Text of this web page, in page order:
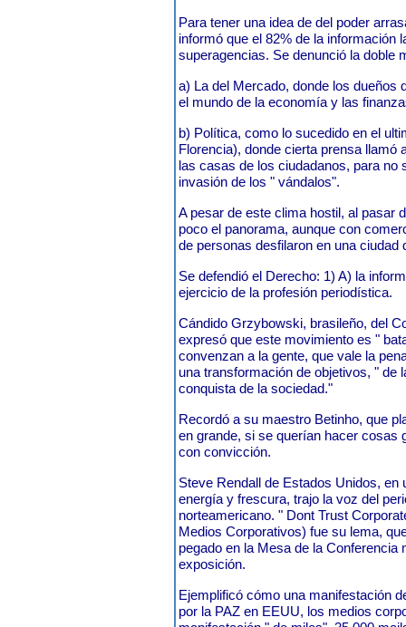
Para tener una idea de del poder
informó que el 82% de la información
superagencias. Se denunció la doble
a) La del Mercado, donde los dueños
el mundo de la economía y las
b) Política, como lo sucedido en el
Florencia), donde cierta prensa llamó
las casas de los ciudadanos, para no
invasión de los " vándalos".
A pesar de este clima hostil, al pasar
poco el panorama, aunque con
de personas desfilaron en una ciudad
Se defendió el Derecho: 1) A) la
ejercicio de la profesión periodística.
Cándido Grzybowski, brasileño, del
expresó que este movimiento es "
convenzan a la gente, que vale la
una transformación de objetivos, " de
conquista de la sociedad."
Recordó a su maestro Betinho, que
en grande, si se querían hacer cosas
con convicción.
Steve Rendall de Estados Unidos, en
energía y frescura, trajo la voz del
norteamericano. " Dont Trust
Medios Corporativos) fue su lema,
pegado en la Mesa de la Conferencia
exposición.
Ejemplificó cómo una manifestación
por la PAZ en EEUU, los medios